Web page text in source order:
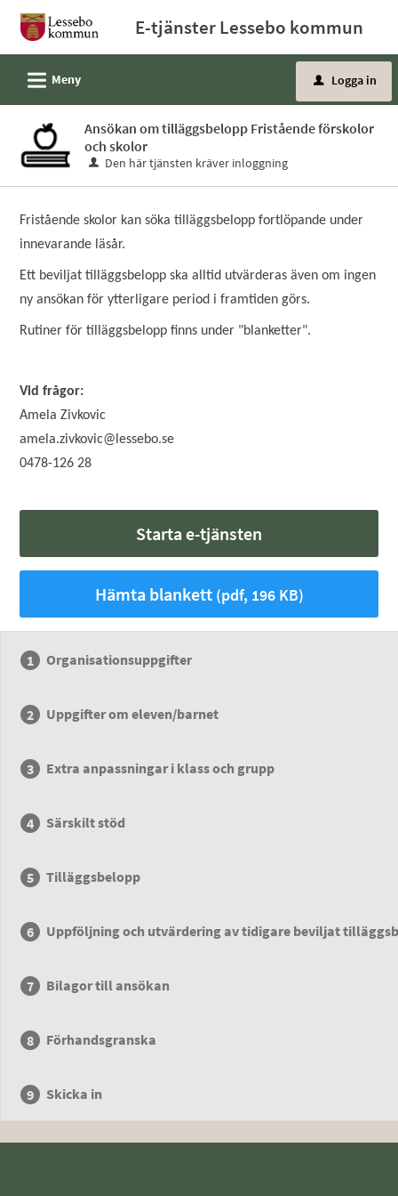
Välkommen
e-
tjänster
-
Lessebo
kommun
E-tjänster Lessebo kommun
L Meny u Logga in
Ansökan om tilläggsbelopp Fristående förskolor
och skolor
Den här tjänsten kräver inloggning
Fristående skolor kan söka tilläggsbelopp fortlöpande under
innevarande läsår.
Ett beviljat tilläggsbelopp ska alltid utvärderas även om ingen
ny ansökan för ytterligare period i framtiden görs.
Rutiner för tilläggsbelopp finns under "blanketter".
Vid frågor:
Amela Zivkovic
amela.zivkovic@lessebo.se
0478-126 28
Starta e-tjänsten
Hämta blankett(pdf, 196 KB)
Organisationsuppgifter
Uppgifter om eleven/barnet
Extra anpassningar i klass och grupp
Särskilt stöd
Tilläggsbelopp
Uppföljning och utvärdering av tidigare beviljat
Bilagor till ansökan
Förhandsgranska
Skicka in